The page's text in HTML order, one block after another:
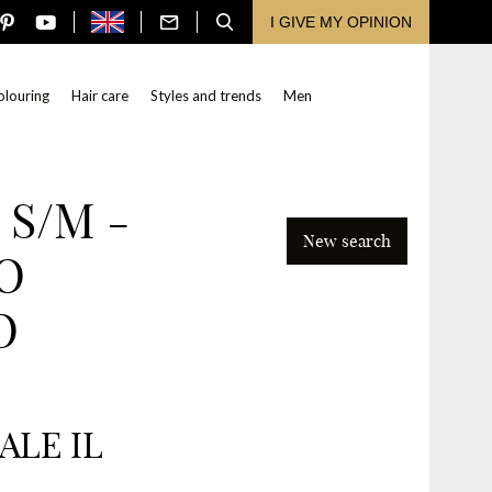
I GIVE MY OPINION
Hair care Styles and trends Men
S/M -
IL
New search